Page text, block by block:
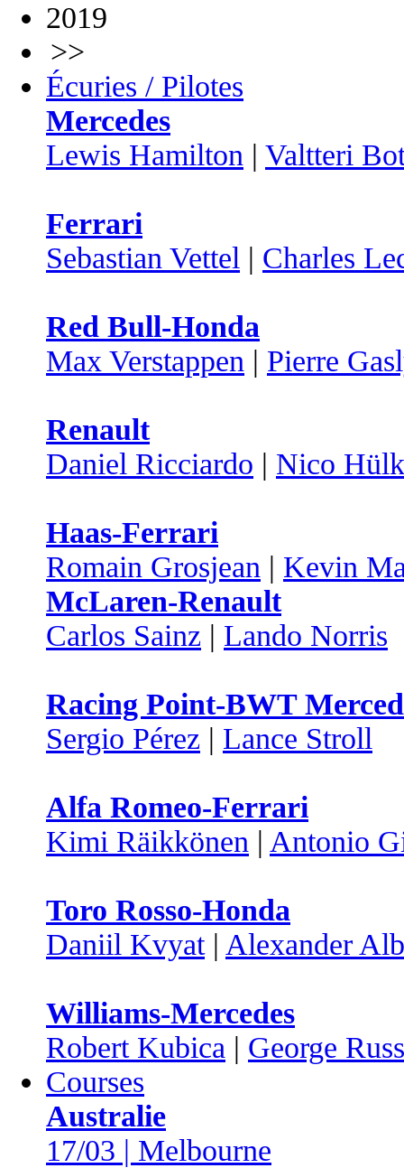
2019
>>
Écuries / Pilotes
Mercedes
Lewis Hamilton | Valtteri
Ferrari
Sebastian Vettel | Charles
Red Bull-Honda
Max Verstappen | Pierre
Renault
Daniel Ricciardo | Nico
Haas-Ferrari
Romain Grosjean | Kevin
McLaren-Renault
Carlos Sainz | Lando Norris
Racing Point-BWT
Sergio Pérez | Lance Stroll
Alfa Romeo-Ferrari
Kimi Räikkönen | Antonio
Toro Rosso-Honda
Daniil Kvyat| Alexander
Williams-Mercedes
Robert Kubica | George
Courses
Australie
17/03 | Melbourne